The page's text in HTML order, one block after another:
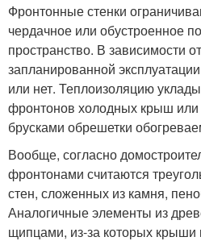
Фронтонные стенки
чердачное или обустроенное
пространство. В зависимости
запланированной
или нет. Теплоизоляцию
фронтонов холодных крыш
брусками обрешетки
Вообще, согласно
фронтонами считаются
стен, сложенных из камня,
Аналогичные элементы из
щипцами, из-за которых крыши